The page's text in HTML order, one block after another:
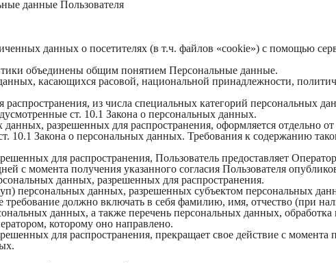
данные Пользователя
данных о посетителях (в т.ч. файлов «cookie») с помощью
объединены общим понятием Персональные данные.
касающихся расовой, национальной принадлежности,
из числа специальных категорий персональных
ст. 10.1 Закона о персональных данных.
данных, разрешенных для распространения, оформляется отдельно
10.1 Закона о персональных данных. Требования к содержанию
для распространения, Пользователь предоставляет
с момента получения указанного согласия Пользователя
данных, разрешенных для распространения.
персональных данных, разрешенных субъектом персональных
должно включать в себя фамилию, имя, отчество (при
данных, а также перечень персональных данных,
которому оно направлено.
для распространения, прекращает свое действие с